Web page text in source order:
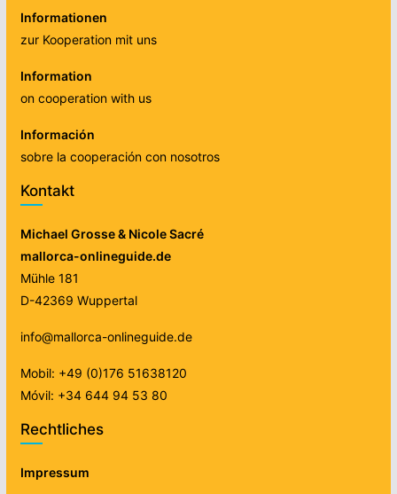
Informationen
zur Kooperation mit uns
Information
on cooperation with us
Información
sobre la cooperación con nosotros
Kontakt
Michael Grosse & Nicole Sacré
mallorca-onlineguide.de
Mühle 181
D-42369 Wuppertal
info@mallorca-onlineguide.de
Mobil: +49 (0)176 51638120
Móvil: +34 644 94 53 80
Rechtliches
Impressum